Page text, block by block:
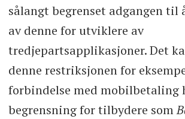
sålangt begrenset adgangen til
av denne for utviklere av
tredjepartsapplikasjoner. Det
denne restriksjonen for
forbindelse med mobilbetaling
begrensning for tilbydere som